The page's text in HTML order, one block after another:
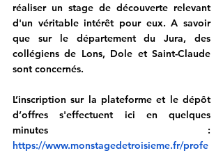
réaliser un stage de découverte relevant
d'un véritable intérêt pour eux. A savoir
que sur le département du Jura, des
collégiens de Lons, Dole et Saint-Claude
sont concernés.
L’inscription sur la plateforme et le dépôt
d’offres s'effectuent ici en quelques
https://www.monstagedetroisieme.fr/profe